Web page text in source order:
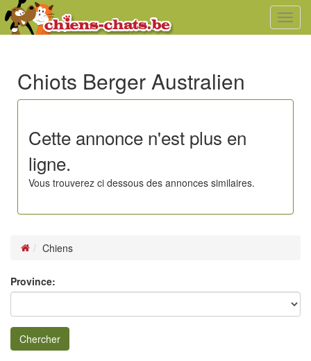
Chiots Berger Australien
Cette annonce n'est plus en
ligne.
Vous trouverez ci dessous des annonces similaires.
Chiens
Province:
Chercher